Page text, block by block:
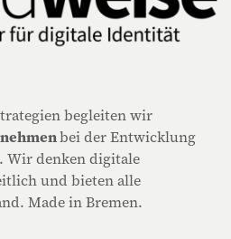
begleiten wir
bei der Entwicklung
denken digitale
und bieten alle
Made in Bremen.